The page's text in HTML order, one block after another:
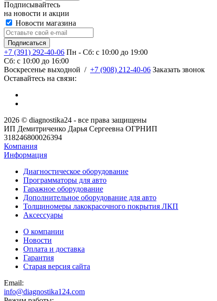
Подписывайтесь
на новости и акции
Новости магазина
+7 (391) 292-40-06 Пн - Сб: c 10:00 до 19:00
Сб: c 10:00 до 16:00
​Воскресенье выходной / +7 (908) 212-40-06 Заказать звонок
Оставайтесь на связи:
2026 © diagnostika24 - все права защищены
ИП Демитриченко Дарья Сергеевна ОГРНИП
318246800026394
Компания
Информация
Диагностическое оборудование
Программаторы для авто
Гаражное оборудование
Дополнительное оборудование для авто
Толщиномеры лакокрасочного покрытия ЛКП
Аксессуары
О компании
Новости
Оплата и доставка
Гарантия
Старая версия сайта
Email:
info@diagnostika124.com